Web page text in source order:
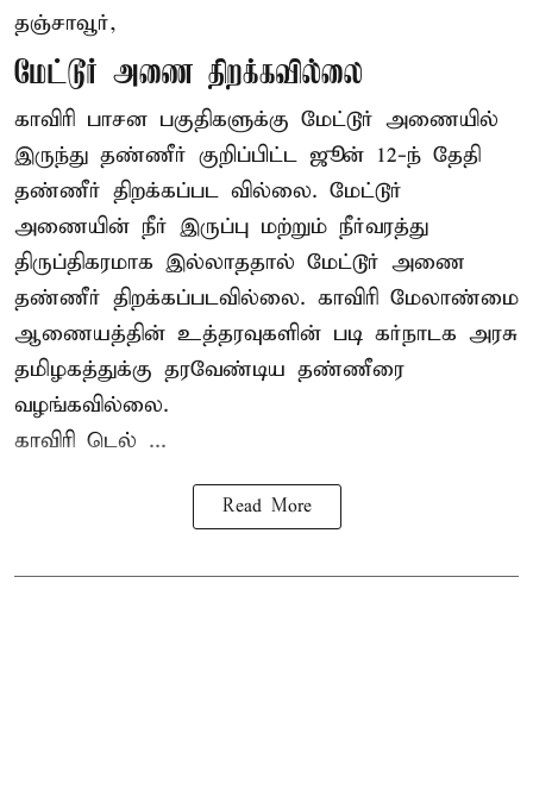
தஞ்சாவூர்,
மேட்டூர் அணை திறக்கவில்லை
காவிரி பாசன பகுதிகளுக்கு மேட்டூர் அணையில்
இருந்து தண்ணீர் குறிப்பிட்ட ஜூன் 12-ந் தேதி
தண்ணீர் திறக்கப்பட வில்லை. மேட்டூர்
அணையின் நீர் இருப்பு மற்றும் நீர்வரத்து
திருப்திகரமாக இல்லாததால் மேட்டூர் அணை
தண்ணீர் திறக்கப்படவில்லை. காவிரி மேலாண்மை
ஆணையத்தின் உத்தரவுகளின் படி கர்நாடக அரசு
தமிழகத்துக்கு தரவேண்டிய தண்ணீரை
வழங்கவில்லை.
காவிரி டெல் ...
Read More